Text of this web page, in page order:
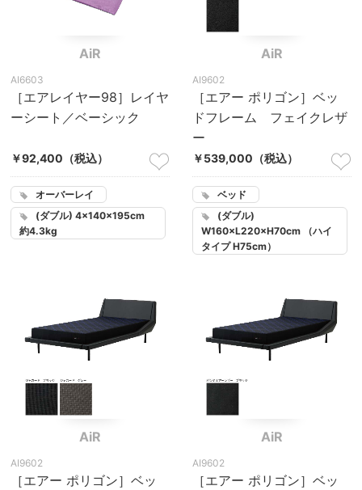
AiR
AI6603
［エアレイヤー98］レイヤ
ーシート／ベーシック
￥92,400 （税込）
オーバーレイ
(ダブル) 4×140×195cm
約4.3kg
AiR
AI9602
［エアー ポリゴン］ベッ
ドフレーム フェイクレザ
ー
￥539,000 （税込）
ベッド
(ダブル)
W160×L220×H70cm （ハイ
タイプ H75cm）
AiR
AI9602
［エアー ポリゴン］ベッ
AiR
AI9602
［エアー ポリゴン］ベッ